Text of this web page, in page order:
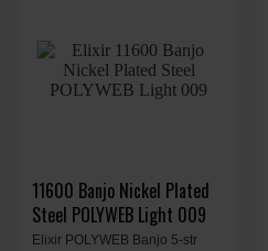
11600 Banjo Nickel Plated
Steel POLYWEB Light 009
Elixir POLYWEB Banjo 5-str